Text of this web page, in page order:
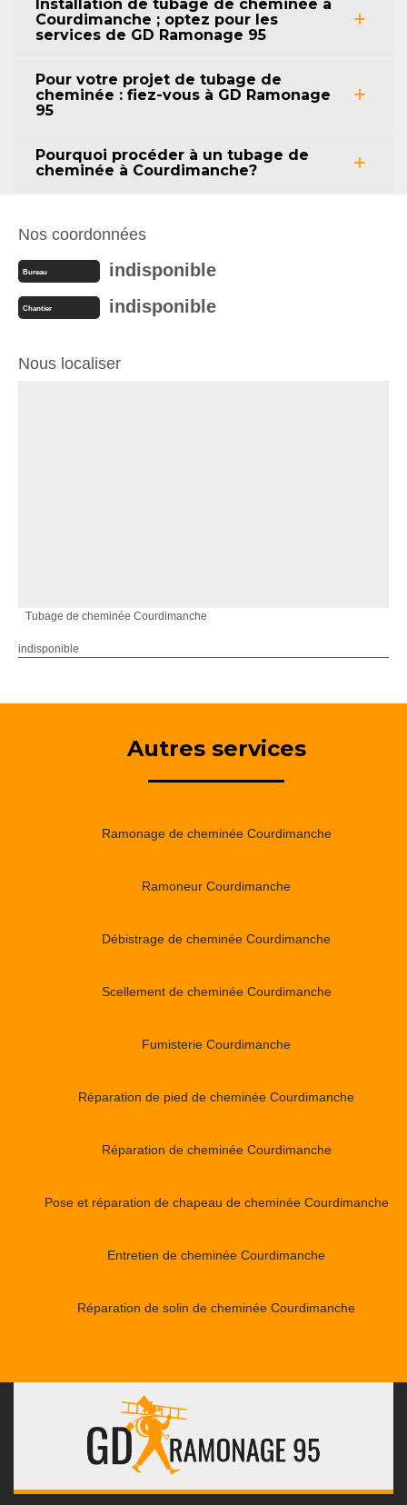
Installation de tubage de cheminée à
Courdimanche ; optez pour les
services de GD Ramonage 95
Pour votre projet de tubage de
cheminée : fiez-vous à GD Ramonage
95
Pourquoi procéder à un tubage de
cheminée à Courdimanche?
Nos coordonnées
Bureau indisponible
Chantier indisponible
Nous localiser
Tubage de cheminée Courdimanche
indisponible
Autres services
Ramonage de cheminée Courdimanche
Ramoneur Courdimanche
Débistrage de cheminée Courdimanche
Scellement de cheminée Courdimanche
Fumisterie Courdimanche
Réparation de pied de cheminée Courdimanche
Réparation de cheminée Courdimanche
Pose et réparation de chapeau de cheminée Courdimanche
Entretien de cheminée Courdimanche
Réparation de solin de cheminée Courdimanche